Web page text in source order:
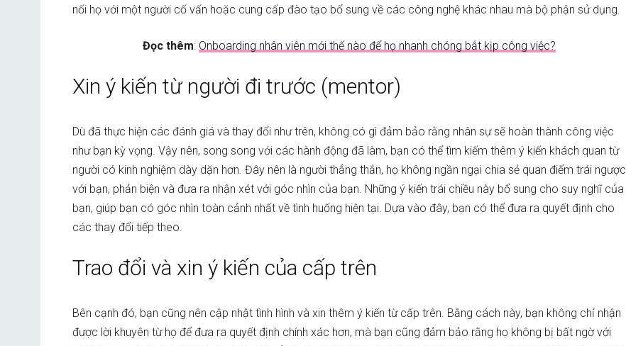
nối họ với một người cố vấn hoặc cung cấp đào tạo bổ sung về các công nghệ khác nhau mà bộ phận sử dụng.
Đọc thêm: Onboarding nhân viên mới thế nào để họ nhanh chóng bắt kịp công việc?
Xin ý kiến từ người đi trước (mentor)
Dù đã thực hiện các đánh giá và thay đổi như trên, không có gì đảm bảo rằng nhân sự sẽ hoàn thành công việc
như bạn kỳ vọng. Vậy nên, song song với các hành động đã làm, bạn có thể tìm kiếm thêm ý kiến khách quan từ
người có kinh nghiệm dày dặn hơn. Đây nên là người thẳng thắn, họ không ngần ngại chia sẻ quan điểm trái ngược
với bạn, phản biện và đưa ra nhận xét với góc nhìn của bạn. Những ý kiến trái chiều này bổ sung cho suy nghĩ của
bạn, giúp bạn có góc nhìn toàn cảnh nhất về tình huống hiện tại. Dựa vào đây, bạn có thể đưa ra quyết định cho
các thay đổi tiếp theo.
Trao đổi và xin ý kiến của cấp trên
Bên cạnh đó, bạn cũng nên cập nhật tình hình và xin thêm ý kiến từ cấp trên. Bằng cách này, bạn không chỉ nhận
được lời khuyên từ họ để đưa ra quyết định chính xác hơn, mà bạn cũng đảm bảo rằng họ không bị bất ngờ với